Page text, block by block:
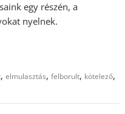
egy részén, a
nyelnek.
,elmulasztás,felborult, kötelező,